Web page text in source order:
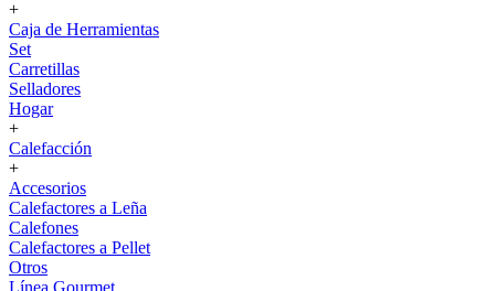
+
Caja de Herramientas
Set
Carretillas
Selladores
Hogar
+
Calefacción
+
Accesorios
Calefactores a Leña
Calefones
Calefactores a Pellet
Otros
Línea Gourmet